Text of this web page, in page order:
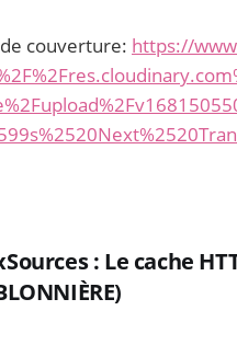
couverture: https://
: Le cache